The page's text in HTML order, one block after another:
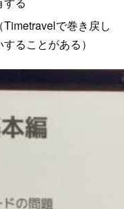
で巻き戻し
ることがある）